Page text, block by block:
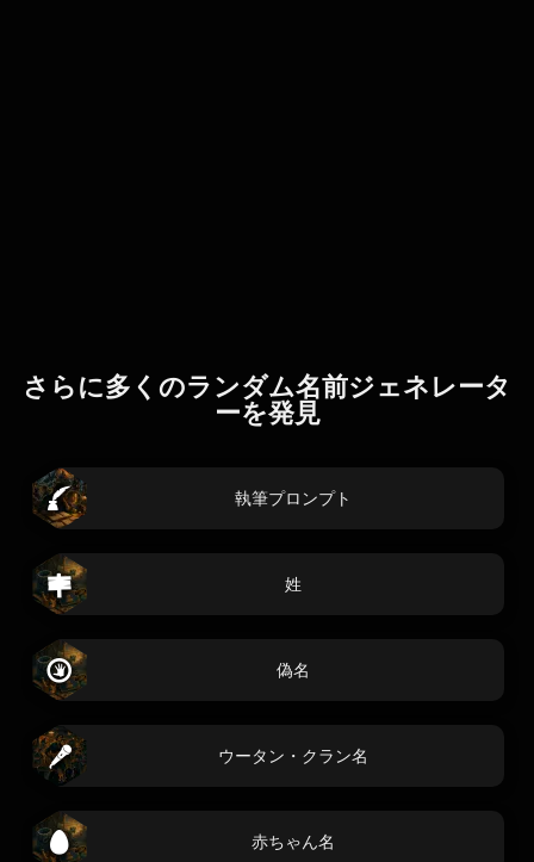
さらに多くのランダム名前ジェネレータ
ーを発見
執筆プロンプト
姓
偽名
ウータン・クラン名
赤ちゃん名